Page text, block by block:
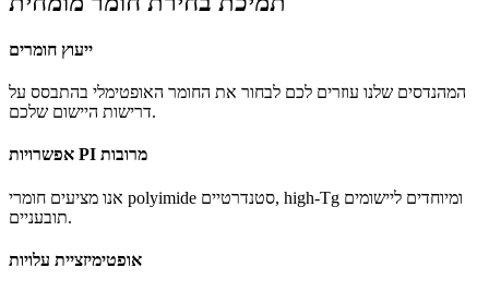
ייעוץ חומרים
המהנדסים שלנו עוזרים לכם לבחור את החומר האופטימלי בהתבסס על
דרישות היישום שלכם.
אפשרויות PI מרובות
אנו מציעים חומרי polyimide סטנדרטיים, high-Tg ומיוחדים ליישומים
תובעניים.
אופטימיזציית עלויות